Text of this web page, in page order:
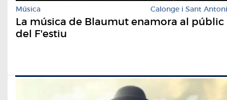
Música Calonge i Sant Antoni
La música de Blaumut enamora al públic
del F'estiu